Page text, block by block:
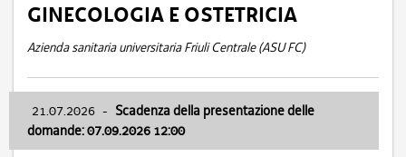
GINECOLOGIA E OSTETRICIA
Azienda sanitaria universitaria Friuli Centrale (ASU FC)
21.07.2026 - Scadenza della presentazione delle
domande: 07.09.2026 12:00